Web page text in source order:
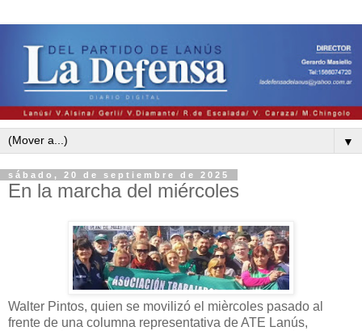
▼
sábado, 20 de septiembre de 2025
En la marcha del miércoles
Walter Pintos, quien se movilizó el mièrcoles pasado al
frente de una columna representativa de ATE Lanús,